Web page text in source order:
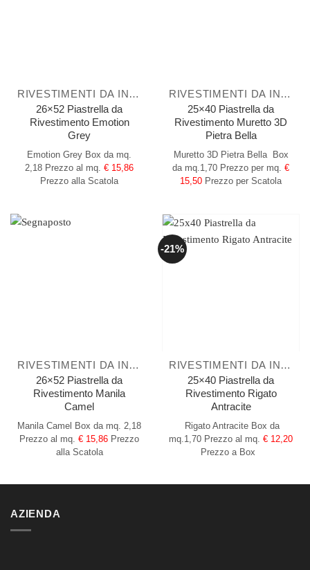
RIVESTIMENTI DA INTERNO
26×52 Piastrella da
Rivestimento Emotion
Grey
Emotion Grey Box da mq.
2,18 Prezzo al mq. € 15,86
Prezzo alla Scatola
RIVESTIMENTI DA INTERNO
25×40 Piastrella da
Rivestimento Muretto 3D
Pietra Bella
Muretto 3D Pietra Bella Box
da mq.1,70 Prezzo per mq. €
15,50 Prezzo per Scatola
RIVESTIMENTI DA INTERNO
26×52 Piastrella da
Rivestimento Manila
Camel
Manila Camel Box da mq. 2,18
Prezzo al mq. € 15,86 Prezzo
alla Scatola
-21%
RIVESTIMENTI DA INTERNO
25×40 Piastrella da
Rivestimento Rigato
Antracite
Rigato Antracite Box da
mq.1,70 Prezzo al mq. € 12,20
Prezzo a Box
AZIENDA